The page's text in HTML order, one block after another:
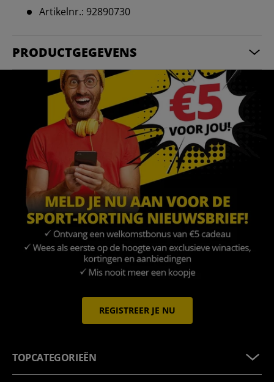
Artikelnr.: 92890730
PRODUCTGEGEVENS
REGISTREER JE NU
TOPCATEGORIEËN